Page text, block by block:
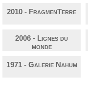
2010 - FragmenTerre
2006 - Lignes du
monde
1971 - Galerie Nahum